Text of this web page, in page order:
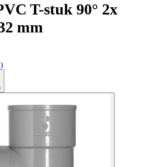
T-stuk 90° 2x
mm